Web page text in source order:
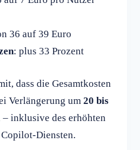
36 auf 39 Euro
: plus 33 Prozent
dass die Gesamtkosten
Verlängerung um 20 bis
inklusive des erhöhten
Diensten.